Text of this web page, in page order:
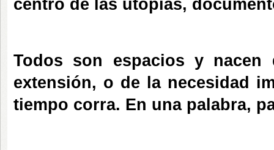
centro de las utopías,
Todos son espacios y
extensión, o de la necesidad
tiempo corra. En una palabra,